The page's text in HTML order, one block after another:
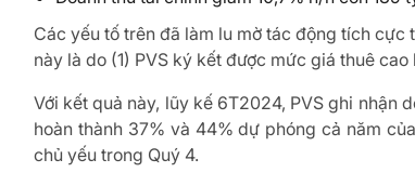
Các yếu tố trên đã làm lu mờ tác động tích
này là do (1) PVS ký kết được mức giá thuê
Với kết quả này, lũy kế 6T2024, PVS ghi nhận
hoàn thành 37% và 44% dự phóng cả năm
chủ yếu trong Quý 4.